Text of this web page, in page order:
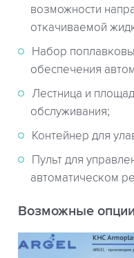
возможности
откачиваемой
Набор
обеспечения
Лестница и
обслуживания;
Контейнер для
Пульт для
автоматическом
Возможные опции